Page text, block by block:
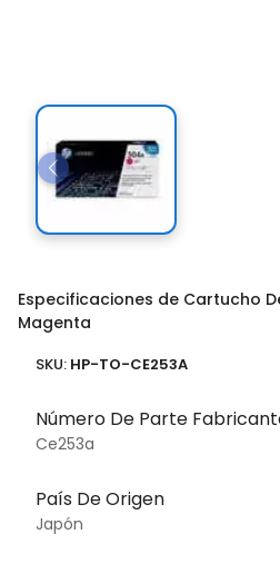
Especificaciones de Cartucho
Magenta
SKU: HP-TO-CE253A
Número De Parte
Ce253a
País De Origen
Japón